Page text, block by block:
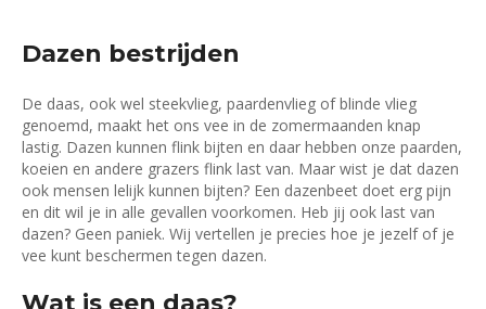
Dazen bestrijden
De daas, ook wel steekvlieg, paardenvlieg of blinde vlieg
genoemd, maakt het ons vee in de zomermaanden knap
lastig. Dazen kunnen flink bijten en daar hebben onze paarden,
koeien en andere grazers flink last van. Maar wist je dat dazen
ook mensen lelijk kunnen bijten? Een dazenbeet doet erg pijn
en dit wil je in alle gevallen voorkomen. Heb jij ook last van
dazen? Geen paniek. Wij vertellen je precies hoe je jezelf of je
vee kunt beschermen tegen dazen.
Wat is een daas?